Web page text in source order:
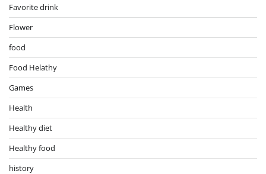
Favorite drink
Flower
food
Food Helathy
Games
Health
Healthy diet
Healthy food
history